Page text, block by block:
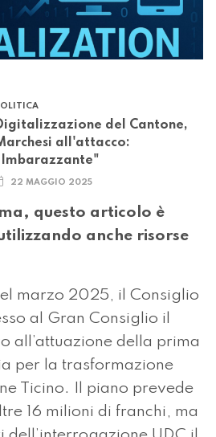
del Cantone,
all'attacco:
22 MAGGIO 2025
questo articolo è
anche risorse
marzo 2025, il Consiglio
al Gran Consiglio il
all’attuazione della prima
per la trasformazione
Ticino. Il piano prevede
16 milioni di franchi, ma